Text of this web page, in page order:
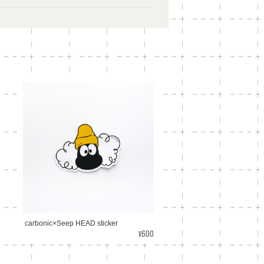
carbonic×Seep HEAD sticker
¥600